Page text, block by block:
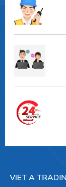
Labom
Việt Á đã
Labom tại
+ Đồng hồ
VIET A